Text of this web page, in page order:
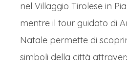
nel Villaggio Tirolese in
mentre il tour guidato di
Natale permette di
simboli della città